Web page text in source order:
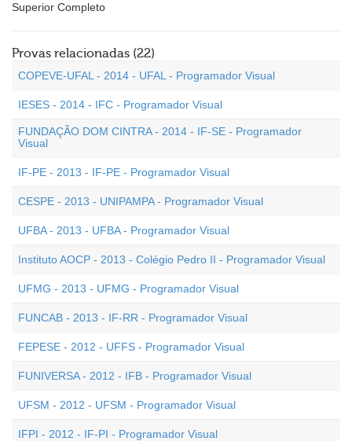
Superior Completo
Provas relacionadas (22)
COPEVE-UFAL - 2014 - UFAL - Programador Visual
IESES - 2014 - IFC - Programador Visual
FUNDAÇÃO DOM CINTRA - 2014 - IF-SE - Programador
Visual
IF-PE - 2013 - IF-PE - Programador Visual
CESPE - 2013 - UNIPAMPA - Programador Visual
UFBA - 2013 - UFBA - Programador Visual
Instituto AOCP - 2013 - Colégio Pedro II - Programador Visual
UFMG - 2013 - UFMG - Programador Visual
FUNCAB - 2013 - IF-RR - Programador Visual
FEPESE - 2012 - UFFS - Programador Visual
FUNIVERSA - 2012 - IFB - Programador Visual
UFSM - 2012 - UFSM - Programador Visual
IFPI - 2012 - IF-PI - Programador Visual